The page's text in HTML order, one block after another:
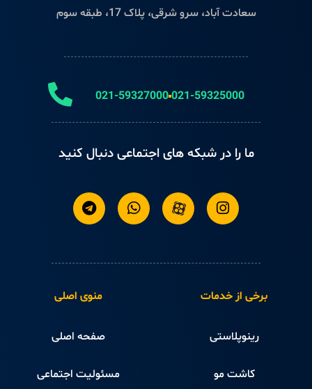
منوی اصلی
صفحه اصلی
مسئولیت اجتماعی
برخی از خدمات
رینوپلاستی
کاشت مو
سعادت آباد، سرو شرقی، پلاک 17، طبقه سوم
021-59325000
021-59327000
ما را در شبکه های اجتماعی دنبال کنید